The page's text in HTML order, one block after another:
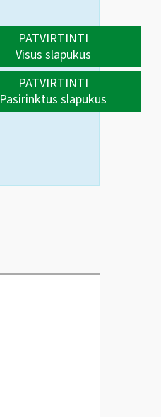
PATVIRTINTI
Visus slapukus
PATVIRTINTI
Pasirinktus slapukus